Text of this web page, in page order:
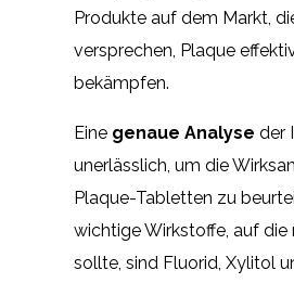
Produkte auf dem Markt,
versprechen, Plaque
bekämpfen.
Eine genaue Analyse der
unerlässlich, um die
Plaque-Tabletten zu
wichtige Wirkstoffe, auf die
sollte, sind Fluorid, Xylitol